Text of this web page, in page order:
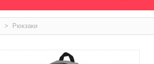
> Рюкзаки